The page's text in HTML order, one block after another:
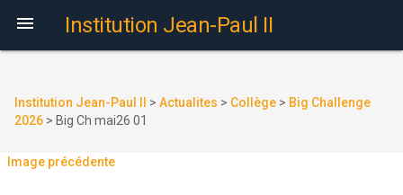
 Institution Jean-Paul II
Institution Jean-Paul II > Actualites > Collège > Big Challenge
2026 > Big Ch mai26 01
Image précédente